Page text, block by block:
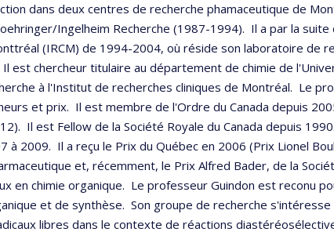
dans deux centres de recherche phamaceutique de
Ingelheim Recherche (1987-1994). Il a par la
(IRCM) de 1994-2004, où réside son laboratoire de
est chercheur titulaire au département de chimie de
à l'Institut de recherches cliniques de Montréal. Le
et prix. Il est membre de l'Ordre du Canada depuis
Il est Fellow de la Société Royale du Canada depuis
à 2009. Il a reçu le Prix du Québec en 2006 (Prix Lionel
et, récemment, le Prix Alfred Bader, de la
en chimie organique. Le professeur Guindon est reconu
et de synthèse. Son groupe de recherche s'intéresse
libres dans le contexte de réactions